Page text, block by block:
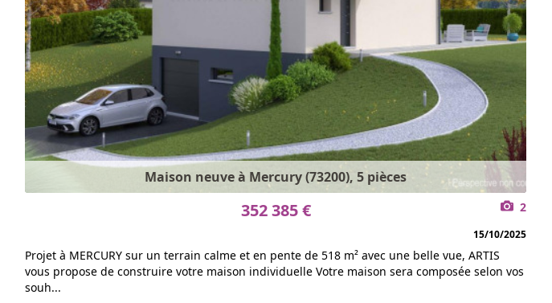
Maison neuve à Mercury (73200), 5 pièces
352 385 € 2
15/10/2025
Projet à MERCURY sur un terrain calme et en pente de 518 m² avec une belle vue, ARTIS
vous propose de construire votre maison individuelle Votre maison sera composée selon vos
souh...